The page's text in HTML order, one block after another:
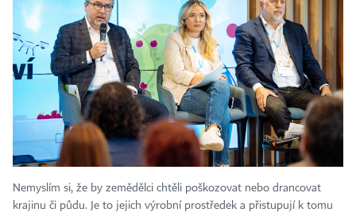
Nemyslím si, že by zemědělci chtěli poškozovat nebo drancovat
krajinu či půdu. Je to jejich výrobní prostředek a přistupují k tomu